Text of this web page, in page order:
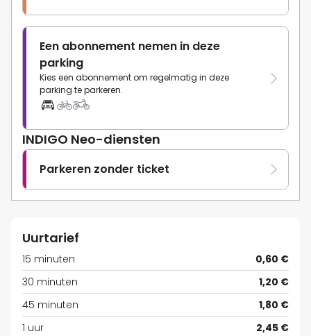
Een abonnement nemen in deze
parking
Kies een abonnement om regelmatig in deze
parking te parkeren.
INDIGO Neo-diensten
Parkeren zonder ticket
Uurtarief
15 minuten
0,60 €
30 minuten
1,20 €
45 minuten
1,80 €
1 uur
2,45 €